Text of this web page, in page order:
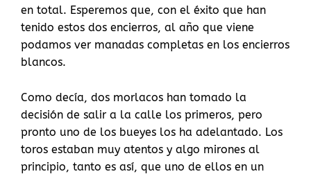
en total. Esperemos que, con el éxito que han
tenido estos dos encierros, al año que viene
podamos ver manadas completas en los encierros
blancos.
Como decía, dos morlacos han tomado la
decisión de salir a la calle los primeros, pero
pronto uno de los bueyes los ha adelantado. Los
toros estaban muy atentos y algo mirones al
principio, tanto es así, que uno de ellos en un